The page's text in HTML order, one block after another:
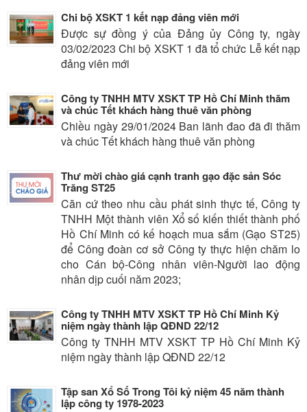
Chi bộ XSKT 1 kết nạp đảng viên mới
Được sự đồng ý của Đảng ủy Công ty, ngày
03/02/2023 Chi bộ XSKT 1 đã tổ chức Lễ kết nạp
đảng viên mới
Công ty TNHH MTV XSKT TP Hồ Chí Minh thăm
và chúc Tết khách hàng thuê văn phòng
Chiều ngày 29/01/2024 Ban lãnh đao đã đi thăm
và chúc Tết khách hàng thuê văn phòng
Thư mời chào giá cạnh tranh gạo đặc sản Sóc
Trăng ST25
Căn cứ theo nhu cầu phát sinh thực tế, Công ty
TNHH Một thành viên Xổ số kiến thiết thành phố
Hồ Chí Minh có kế hoạch mua sắm (Gạo ST25)
để Công đoàn cơ sở Công ty thực hiện chăm lo
cho Cán bộ-Công nhân viên-Người lao động
nhân dịp cuối năm 2023;
Công ty TNHH MTV XSKT TP Hồ Chí Minh Kỷ
niệm ngày thành lập QĐND 22/12
Công ty TNHH MTV XSKT TP Hồ Chí Minh Kỷ
niệm ngày thành lập QĐND 22/12
Tập san Xổ Số Trong Tôi kỷ niệm 45 năm thành
lập công ty 1978-2023